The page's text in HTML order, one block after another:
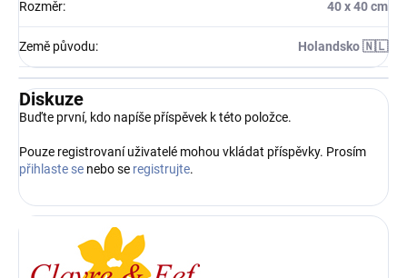
Rozměr: 40 x 40 cm
Země původu: Holandsko 🇳🇱
Diskuze
Buďte první, kdo napíše příspěvek k této položce.
Pouze registrovaní uživatelé mohou vkládat příspěvky. Prosím
přihlaste se nebo se registrujte.